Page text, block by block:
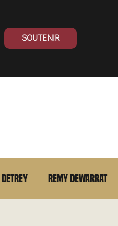
SOUTENIR
Remy Dewarrat